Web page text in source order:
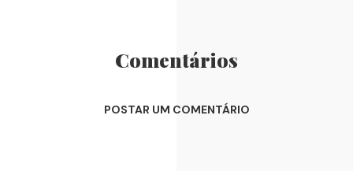
Comentários
POSTAR UM COMENTÁRIO